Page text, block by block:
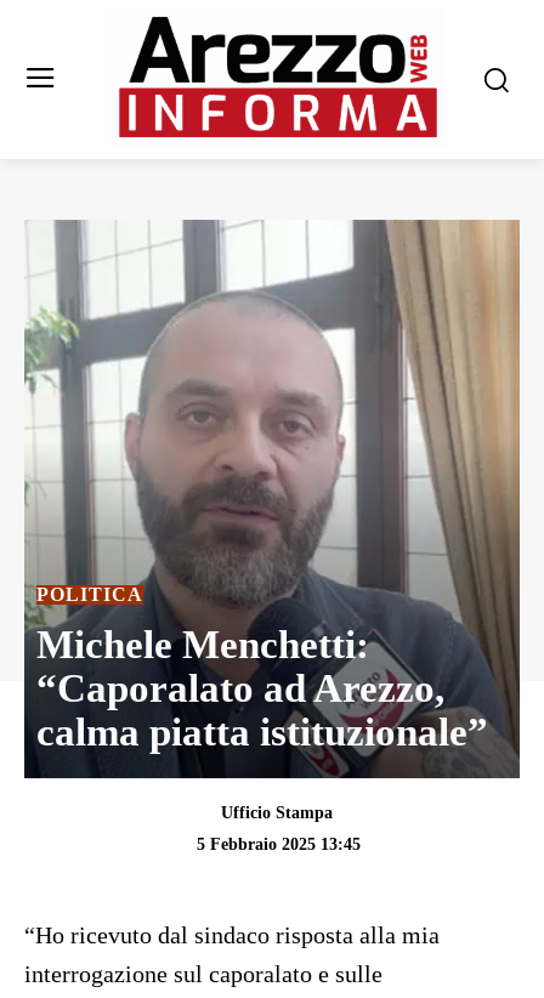
POLITICA
Michele Menchetti:
“Caporalato ad Arezzo,
calma piatta istituzionale”
Ufficio Stampa
5 Febbraio 2025 13:45
“Ho ricevuto dal sindaco risposta alla mia
interrogazione sul caporalato e sulle